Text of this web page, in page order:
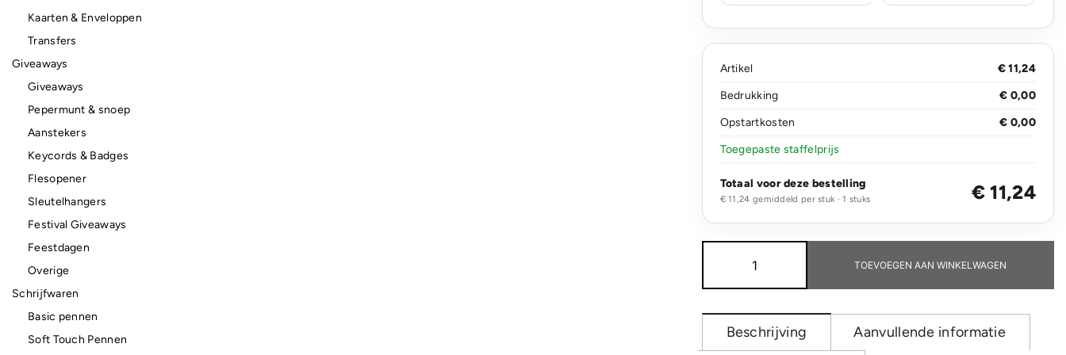
Artikel
€ 11,24
Bedrukking
€ 0,00
Opstartkosten
€ 0,00
Toegepaste staffelprijs
Totaal voor deze bestelling
€ 11,24 gemiddeld per stuk · 1 stuks € 11,24
X
aantal
TOEVOEGEN AAN WINKELWAGEN
Beschrijving Aanvullende informatie
Kaarten & Enveloppen
Transfers
Giveaways
Giveaways
Pepermunt & snoep
Aanstekers
Keycords & Badges
Flesopener
Sleutelhangers
Festival Giveaways
Feestdagen
Overige
Schrijfwaren
Basic pennen
Soft Touch Pennen